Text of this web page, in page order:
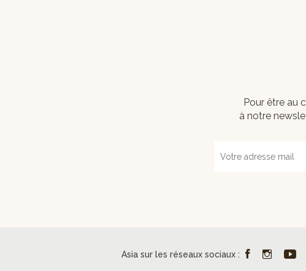
Pour être au
à notre
Asia sur les réseaux sociaux :